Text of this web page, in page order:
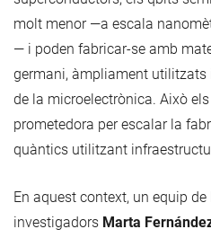
molt menor —a escala
— i poden fabricar-se amb
germani, àmpliament
de la microelectrònica. Això
prometedora per escalar la
quàntics utilitzant
En aquest context, un equip
investigadors Marta